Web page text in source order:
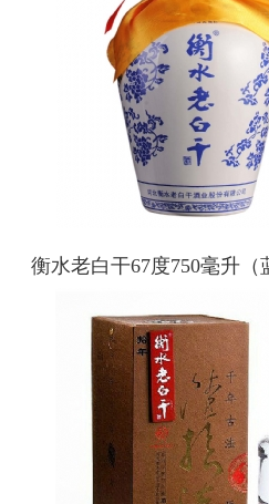
衡水老白干67度750毫升（